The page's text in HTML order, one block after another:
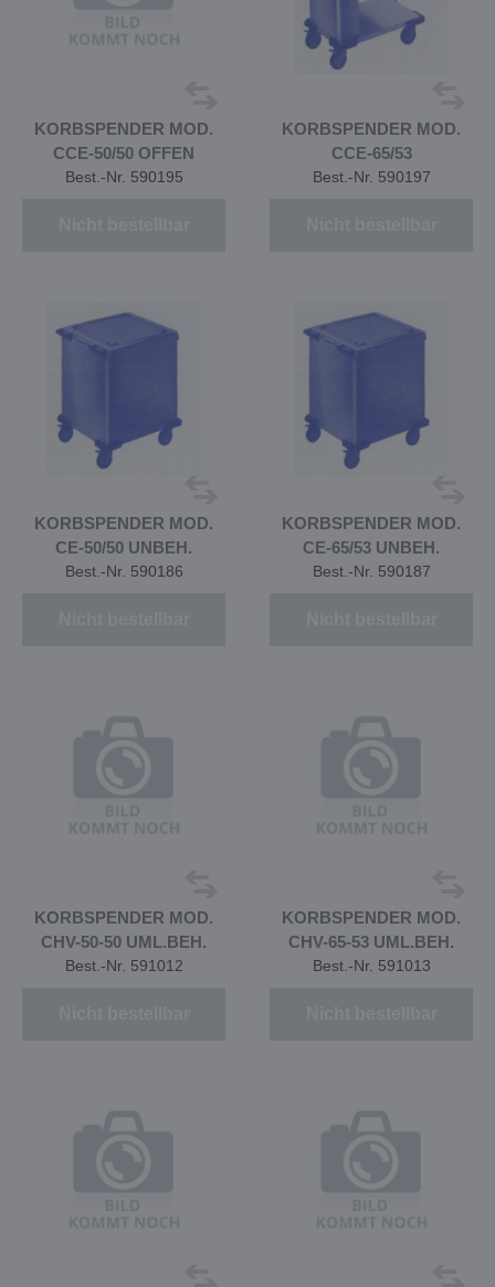
KORBSPENDER MOD.
CCE-50/50 OFFEN
Best.-Nr. 590195
KORBSPENDER MOD.
CCE-65/53
Best.-Nr. 590197
KORBSPENDER MOD.
CE-50/50 UNBEH.
Best.-Nr. 590186
KORBSPENDER MOD.
CE-65/53 UNBEH.
Best.-Nr. 590187
KORBSPENDER MOD.
CHV-50-50 UML.BEH.
Best.-Nr. 591012
KORBSPENDER MOD.
CHV-65-53 UML.BEH.
Best.-Nr. 591013